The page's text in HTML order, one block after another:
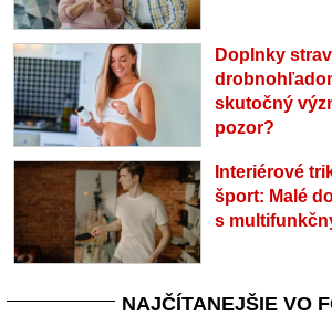
Doplnky
skutočný
pozor?
Interiérové
šport: Malé
s
NAJČÍTANEJŠIE VO